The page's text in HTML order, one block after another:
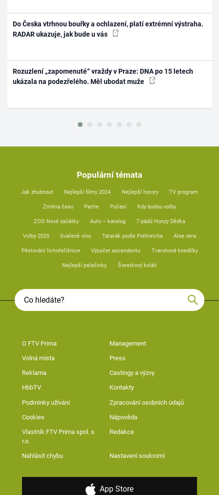
Do Česka vtrhnou bouřky a ochlazení, platí extrémní výstraha.
RADAR ukazuje, jak bude u vás
Rozuzlení „zapomenuté“ vraždy v Praze: DNA po 15 letech
ukázala na podezřelého. Měl ubodat muže
Populární témata
Jak zhubnout Nejlepší filmy 2024 Nejlepší horory TV program
Změna času Partie Počasí Kdy budou volby
ZOO Nové začátky Auto – katalog 7 pádů Honzy Dědka
Volby 2025 Svařené víno Tatarák podle Pohlreicha Aloe vera
Pěstování lichořeřišnice Výpočet ascendentu Tvarohové knedlíky
Nejlepší palačinky Švestkový koláč
O FTV Prima Management
Volná místa Press
Reklama Castingy a výzvy
HbbTV Kontakty
Podmínky užívání Zpracování osobních údajů
Cookies Nápověda
Vlastník FTV Prima spol. s
r.o.
Redakce
Nahlásit chybu Nastavení soukromí
App Store